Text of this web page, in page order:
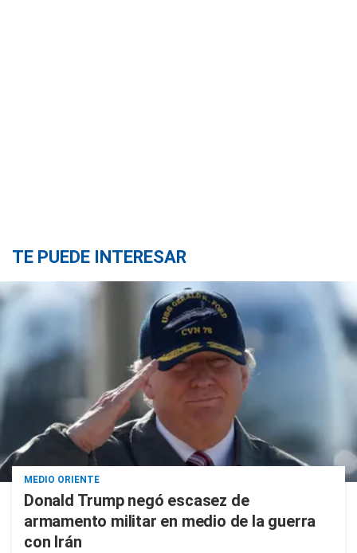
TE PUEDE INTERESAR
MEDIO ORIENTE
Donald Trump negó escasez de
armamento militar en medio de la guerra
con Irán